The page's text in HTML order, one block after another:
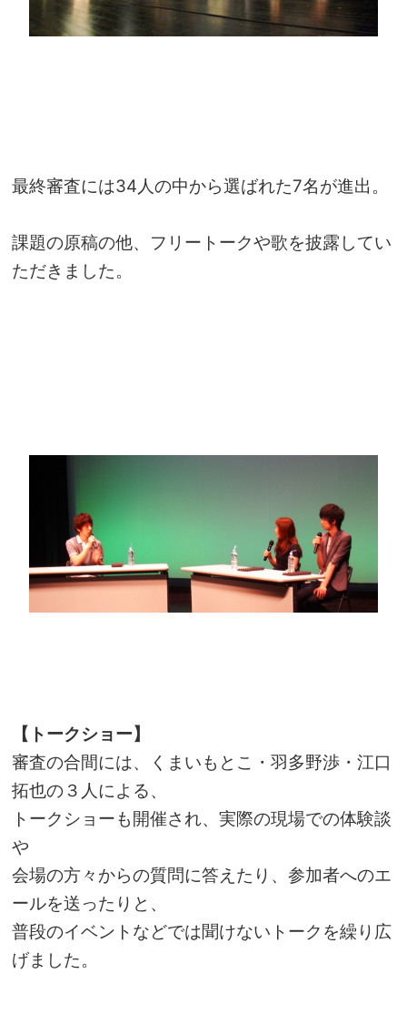
最終審査には34人の中から選ばれた7名が進出。
課題の原稿の他、フリートークや歌を披露してい
ただきました。
【トークショー】
審査の合間には、
くまいもとこ ・羽多野渉 ・江口
拓也の３人による、
トークショーも開催され、実際の現場での体験談
や
会場の方々からの質問に答えたり、参加者へのエ
ールを送ったりと、
普段のイベントなどでは聞けないトークを繰り広
げました。